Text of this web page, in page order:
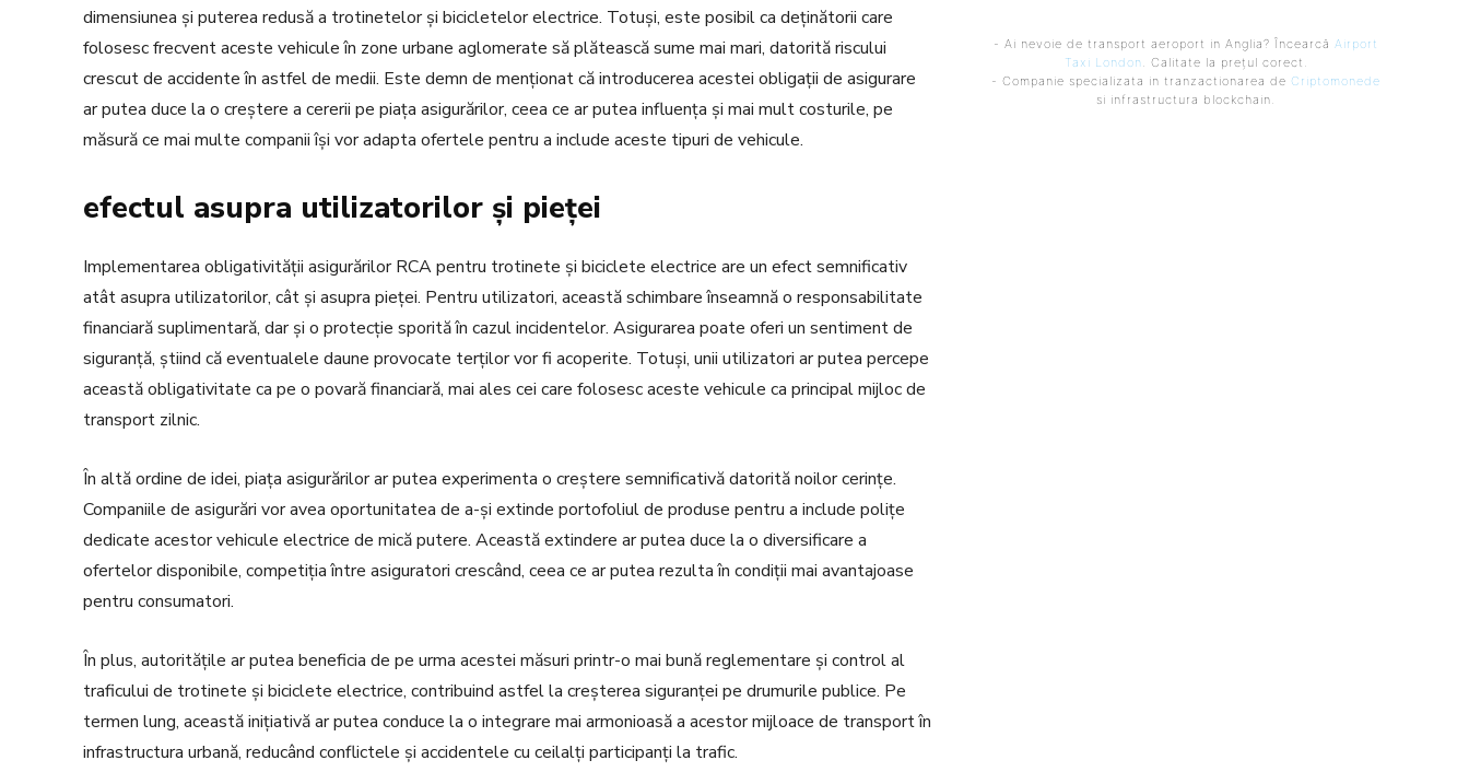
dimensiunea și puterea redusă a trotinetelor și bicicletelor electrice. Totuși, este posibil ca deținătorii care
folosesc frecvent aceste vehicule în zone urbane aglomerate să plătească sume mai mari, datorită riscului
crescut de accidente în astfel de medii. Este demn de menționat că introducerea acestei obligații de asigurare
ar putea duce la o creștere a cererii pe piața asigurărilor, ceea ce ar putea influența și mai mult costurile, pe
măsură ce mai multe companii își vor adapta ofertele pentru a include aceste tipuri de vehicule.
efectul asupra utilizatorilor și pieței
Implementarea obligativității asigurărilor RCA pentru trotinete și biciclete electrice are un efect semnificativ
atât asupra utilizatorilor, cât și asupra pieței. Pentru utilizatori, această schimbare înseamnă o responsabilitate
financiară suplimentară, dar și o protecție sporită în cazul incidentelor. Asigurarea poate oferi un sentiment de
siguranță, știind că eventualele daune provocate terților vor fi acoperite. Totuși, unii utilizatori ar putea percepe
această obligativitate ca pe o povară financiară, mai ales cei care folosesc aceste vehicule ca principal mijloc de
transport zilnic.
În altă ordine de idei, piața asigurărilor ar putea experimenta o creștere semnificativă datorită noilor cerințe.
Companiile de asigurări vor avea oportunitatea de a-și extinde portofoliul de produse pentru a include polițe
dedicate acestor vehicule electrice de mică putere. Această extindere ar putea duce la o diversificare a
ofertelor disponibile, competiția între asiguratori crescând, ceea ce ar putea rezulta în condiții mai avantajoase
pentru consumatori.
În plus, autoritățile ar putea beneficia de pe urma acestei măsuri printr-o mai bună reglementare și control al
traficului de trotinete și biciclete electrice, contribuind astfel la creșterea siguranței pe drumurile publice. Pe
termen lung, această inițiativă ar putea conduce la o integrare mai armonioasă a acestor mijloace de transport în
infrastructura urbană, reducând conflictele și accidentele cu ceilalți participanți la trafic.
- Ai nevoie de transport aeroport in Anglia? ÎncearcăAirport
Taxi London. Calitate la prețul corect.
- Companie specializata in tranzactionarea deCriptomonede
si infrastructura blockchain.